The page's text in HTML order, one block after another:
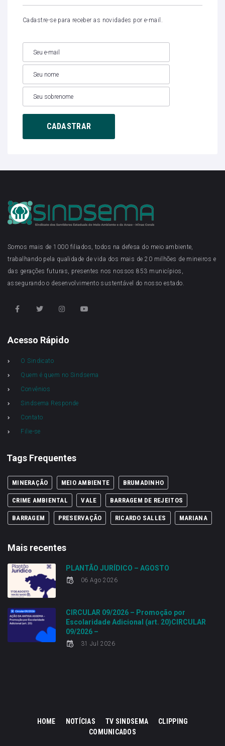
Cadastre-se para receber as novidades por e-mail.
Somos mais de 1000 filiados, todos na defesa do meio ambiente,
trabalhando pela qualidade de vida dos mais de 20 milhões de mineiros e
das gerações futuras, presentes nos nossos 853 municípios,
assegurando o desenvolvimento sustentável do nosso estado.
Acesso Rápido
O Sindicato
Quem é quem no Sindsema
Convênios
Sindsema Responde
Contato
Filie-se
Tags Frequentes
MINERAÇÃO MEIO AMBIENTE BRUMADINHO
CRIME AMBIENTAL VALE BARRAGEM DE REJEITOS
BARRAGEM PRESERVAÇÃO RICARDO SALLES MARIANA
Mais recentes
PLANTÃO JURÍDICO – AGOSTO
06 Ago 2026
CIRCULAR 09/2026 – Promoção por
Escolaridade Adicional (art. 20)CIRCULAR
09/2026 –
31 Jul 2026
HOME NOTÍCIAS TV SINDSEMA
CLIPPING
COMUNICADOS